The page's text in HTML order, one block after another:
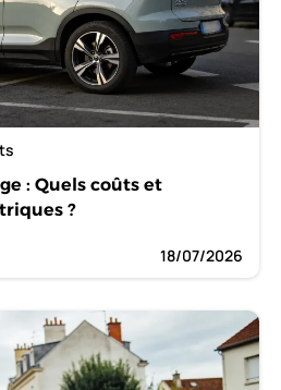
: Quels coûts et
?
18/07/2026